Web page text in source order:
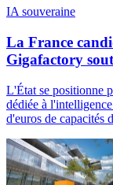
IA souveraine
La France
Gigafactory
L'État se positionne
dédiée à
d'euros de capacités